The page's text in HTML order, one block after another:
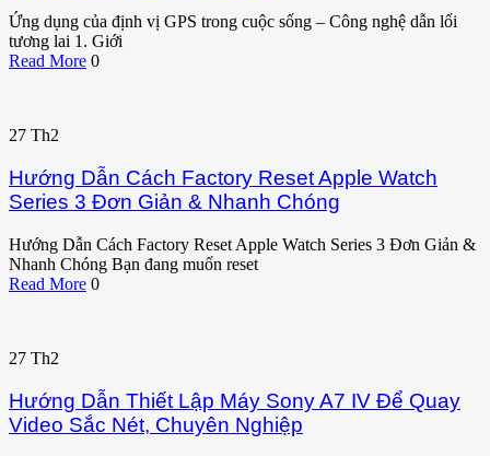
Ứng dụng của định vị GPS trong cuộc sống – Công nghệ dẫn lối
tương lai 1. Giới
Read More 0
27 Th2
Hướng Dẫn Cách Factory Reset Apple Watch
Series 3 Đơn Giản & Nhanh Chóng
Hướng Dẫn Cách Factory Reset Apple Watch Series 3 Đơn Giản &
Nhanh Chóng Bạn đang muốn reset
Read More 0
27 Th2
Hướng Dẫn Thiết Lập Máy Sony A7 IV Để Quay
Video Sắc Nét, Chuyên Nghiệp